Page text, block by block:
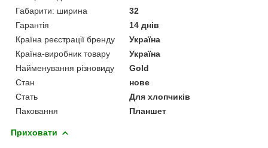
Габарити: ширина
32
Гарантія
14 днів
Країна реєстрації бренду
Україна
Країна-виробник товару
Україна
Найменування різновиду
Gold
Стан
нове
Стать
Для хлопчиків
Паковання
Планшет
Приховати